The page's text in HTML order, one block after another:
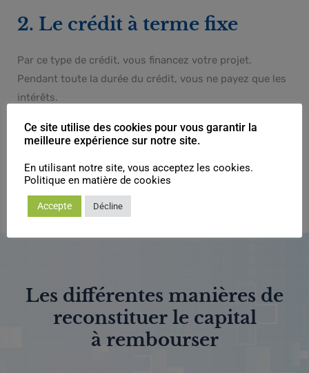
2. Le crédit à terme fixe
Par ce type de crédit, vous financez votre projet.
Pendant toute la durée du crédit, vous ne payez que les
intérêts.
par tranches anticipées.
faudra rembourser le montant emprunté.
Les différentes manières de
reconstituer le capital
à rembourser
Ce site utilise des cookies pour vous garantir la
meilleure expérience sur notre site.
En utilisant notre site, vous acceptez les cookies.
Politique en matière de cookies
Accepte Décline